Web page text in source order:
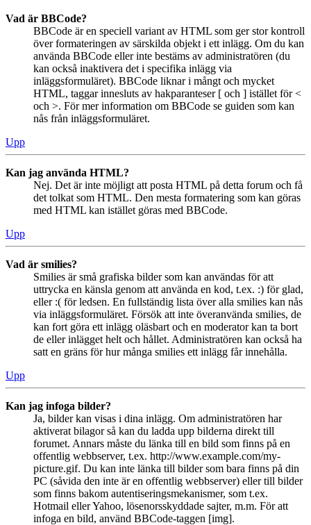
Vad är BBCode?
BBCode är en speciell variant av HTML som ger stor kontroll
över formateringen av särskilda objekt i ett inlägg. Om du kan
använda BBCode eller inte bestäms av administratören (du
kan också inaktivera det i specifika inlägg via
inläggsformuläret). BBCode liknar i mångt och mycket
HTML, taggar innesluts av hakparanteser [ och ] istället för <
och >. För mer information om BBCode se guiden som kan
nås från inläggsformuläret.
Upp
Kan jag använda HTML?
Nej. Det är inte möjligt att posta HTML på detta forum och få
det tolkat som HTML. Den mesta formatering som kan göras
med HTML kan istället göras med BBCode.
Upp
Vad är smilies?
Smilies är små grafiska bilder som kan användas för att
uttrycka en känsla genom att använda en kod, t.ex. :) för glad,
eller :( för ledsen. En fullständig lista över alla smilies kan nås
via inläggsformuläret. Försök att inte överanvända smilies, de
kan fort göra ett inlägg oläsbart och en moderator kan ta bort
de eller inlägget helt och hållet. Administratören kan också ha
satt en gräns för hur många smilies ett inlägg får innehålla.
Upp
Kan jag infoga bilder?
Ja, bilder kan visas i dina inlägg. Om administratören har
aktiverat bilagor så kan du ladda upp bilderna direkt till
forumet. Annars måste du länka till en bild som finns på en
offentlig webbserver, t.ex. http://www.example.com/my-
picture.gif. Du kan inte länka till bilder som bara finns på din
PC (såvida den inte är en offentlig webbserver) eller till bilder
som finns bakom autentiseringsmekanismer, som t.ex.
Hotmail eller Yahoo, lösenorsskyddade sajter, m.m. För att
infoga en bild, använd BBCode-taggen [img].